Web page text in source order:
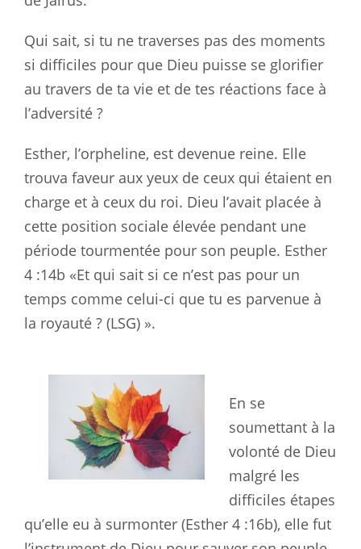
Qui sait, si tu ne traverses pas des moments
si difficiles pour que Dieu puisse se glorifier
au travers de ta vie et de tes réactions face à
l’adversité ?
Esther, l’orpheline, est devenue reine. Elle
trouva faveur aux yeux de ceux qui étaient en
charge et à ceux du roi. Dieu l’avait placée à
cette position sociale élevée pendant une
période tourmentée pour son peuple. Esther
4 :14b «Et qui sait si ce n’est pas pour un
temps comme celui-ci que tu es parvenue à
la royauté ? (LSG) ».
En se
soumettant à la
volonté de Dieu
malgré les
difficiles étapes
qu’elle eu à surmonter (Esther 4 :16b), elle fut